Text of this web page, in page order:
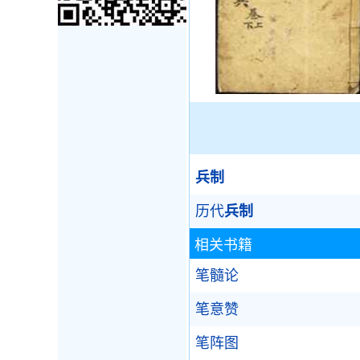
兵制
历代兵制
相关书籍
笔髓论
笔意赞
笔阵图